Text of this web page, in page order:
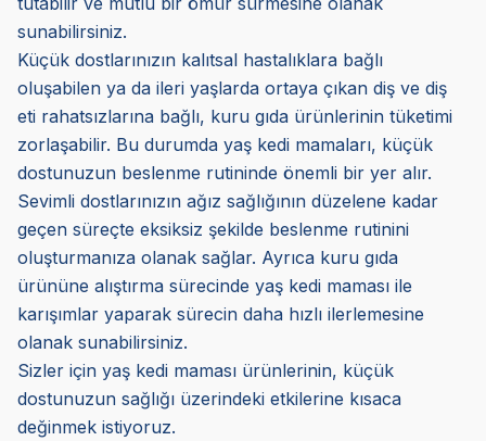
sunabilirsiniz.
Küçük dostlarınızın kalıtsal hastalıklara bağlı
oluşabilen ya da ileri yaşlarda ortaya çıkan diş ve diş
eti rahatsızlarına bağlı, kuru gıda ürünlerinin tüketimi
zorlaşabilir. Bu durumda yaş kedi mamaları, küçük
dostunuzun beslenme rutininde önemli bir yer alır.
Sevimli dostlarınızın ağız sağlığının düzelene kadar
geçen süreçte eksiksiz şekilde beslenme rutinini
oluşturmanıza olanak sağlar. Ayrıca kuru gıda
ürününe alıştırma sürecinde yaş kedi maması ile
karışımlar yaparak sürecin daha hızlı ilerlemesine
olanak sunabilirsiniz.
Sizler için yaş kedi maması ürünlerinin, küçük
dostunuzun sağlığı üzerindeki etkilerine kısaca
değinmek istiyoruz.